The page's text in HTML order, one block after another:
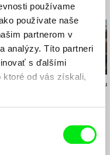
používame
používate naše
partnerom v
analýzy. Títo partneri
s ďalšími
ktoré od vás získali,
Liesbeth de